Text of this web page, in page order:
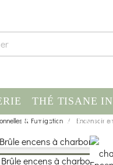
THÉ TISANE
HUILE
& Fumigation Encensoir